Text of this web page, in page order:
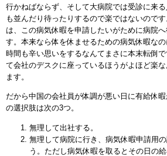
行かねばならず、そして大病院では受診に来
も並んだり待ったりするので楽ではないので
は、この病気休暇を申請したいがために病院
す。本来なら体を休ませるための病気休暇な
時間も辛い思いをするなんてまさに本末転倒
て会社のデスクに座っているほうがよほど楽
ます。
だから中国の会社員が体調が悪い日に有給休
の選択肢は次の3つ。
無理して出社する。
無理して病院に行き、病気休暇申請用
う。ただし病気休暇を取るとその日の